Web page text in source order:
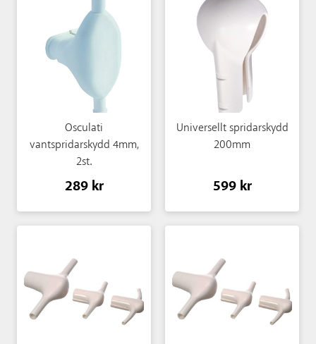
Osculati
vantspridarskydd 4mm,
2st.
289 kr
Universellt spridarskydd
200mm
599 kr